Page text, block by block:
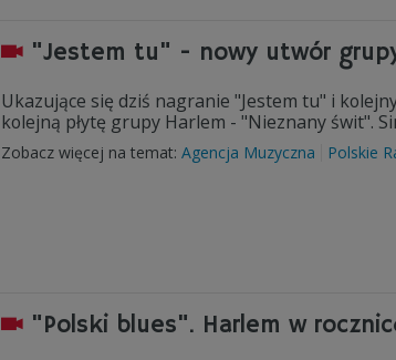
"Jestem tu" - nowy utwór grupy
Ukazujące się dziś nagranie "Jestem tu" i
kolejną płytę grupy Harlem - "Nieznany świt".
Zobacz więcej na temat: Agencja Muzyczna Polskie
"Polski blues". Harlem w